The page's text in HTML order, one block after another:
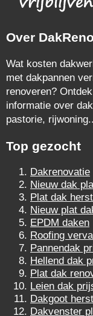
Over
Wat kosten
met dakpannen
renoveren?
informatie over
pastorie,
Top gezocht
Dakrenovatie
Nieuw dak
Plat dak
Nieuw plat
EPDM daken
Roofing
Pannendak
Hellend dak
Plat dak
Leien dak
Dakgoot
Dakvenster